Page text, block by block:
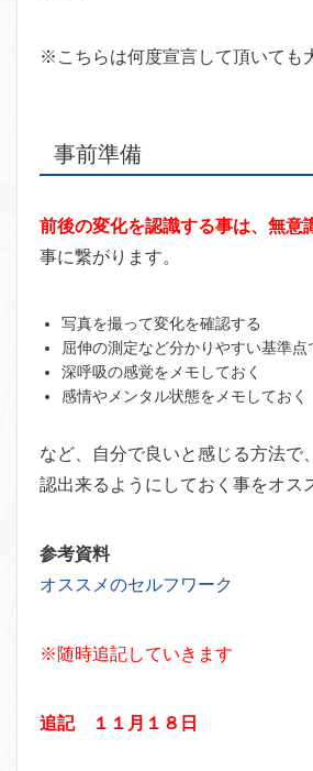
※こちらは何度宣言して頂いても
事前準備
前後の変化を認識する事は、無意
事に繋がります。
写真を撮って変化を確認する
屈伸の測定など分かりやすい基準点
深呼吸の感覚をメモしておく
感情やメンタル状態をメモしておく
など、自分で良いと感じる方法で
認出来るようにしておく事をオス
参考資料
オススメのセルフワーク
※随時追記していきます
追記 １１月１８日